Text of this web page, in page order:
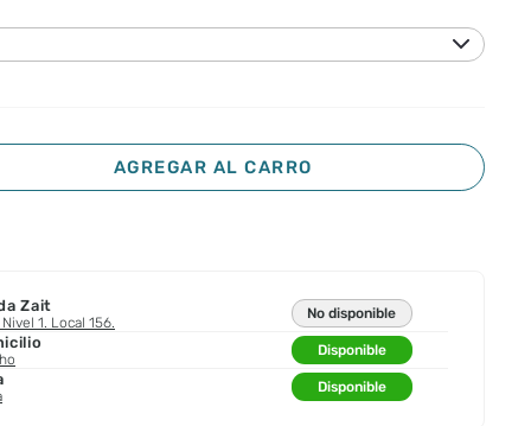
AGREGAR AL CARRO
Zait
1. Local 156.
No disponible
Disponible
Disponible